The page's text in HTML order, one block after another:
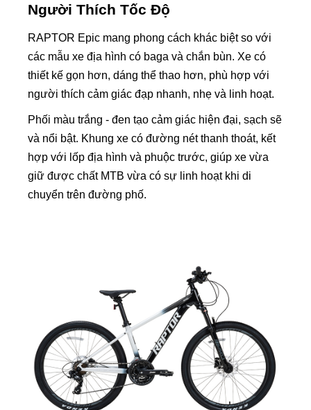
Người Thích Tốc Độ
RAPTOR Epic mang phong cách khác biệt so với
các mẫu xe địa hình có baga và chắn bùn. Xe có
thiết kế gọn hơn, dáng thể thao hơn, phù hợp với
người thích cảm giác đạp nhanh, nhẹ và linh hoạt.
Phối màu trắng - đen tạo cảm giác hiện đại, sạch sẽ
và nổi bật. Khung xe có đường nét thanh thoát, kết
hợp với lốp địa hình và phuộc trước, giúp xe vừa
giữ được chất MTB vừa có sự linh hoạt khi di
chuyển trên đường phố.